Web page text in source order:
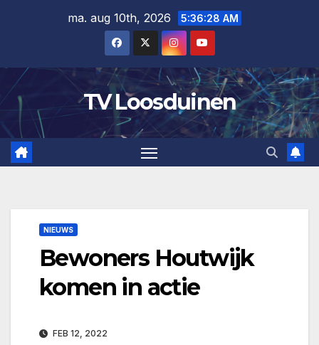
inhoud
ma. aug 10th, 2026 5:36:29 AM
TV Loosduinen
NIEUWS
Bewoners Houtwijk
komen in actie
FEB 12, 2022